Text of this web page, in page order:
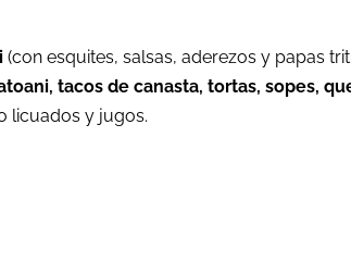
(con esquites, salsas, aderezos y papas
tacos de canasta, tortas, sopes,
licuados y jugos.